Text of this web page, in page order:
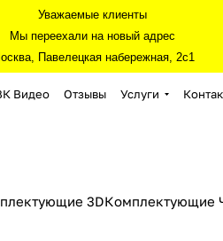
Уважаемые клиенты
Мы переехали на новый адрес
Павелецкая набережная, 2с1
Видео Отзывы Услуги
3DКомплектующие